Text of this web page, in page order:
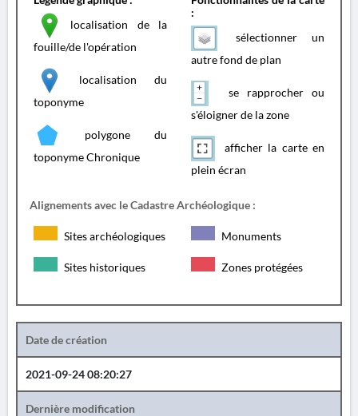
localisation de la
fouille/de l'opération
localisation du
toponyme
polygone du
toponyme Chronique
:
sélectionner un
autre fond de plan
se rapprocher ou
s'éloigner de la zone
afficher la carte en
plein écran
Alignements avec le Cadastre Archéologique :
Sites archéologiques Monuments
Sites historiques Zones protégées
Date de création
2021-09-24 08:20:27
Dernière modification